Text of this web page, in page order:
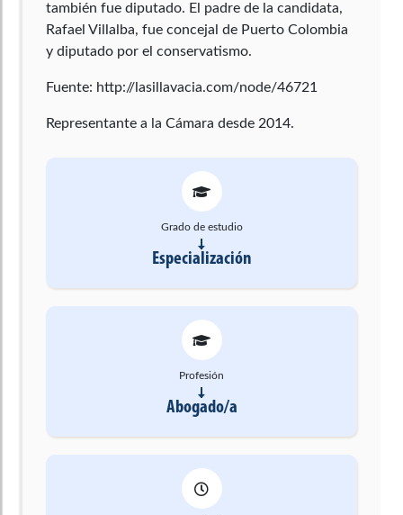
también fue diputado. El padre de la candidata,
Rafael Villalba, fue concejal de Puerto Colombia
y diputado por el conservatismo.
Fuente: http://lasillavacia.com/node/46721
Representante a la Cámara desde 2014.
Grado de estudio
Especialización
Profesión
Abogado/a